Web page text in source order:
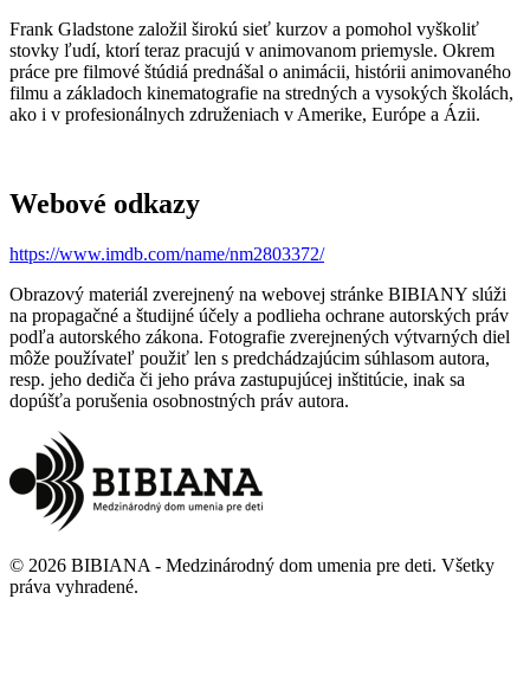
Frank Gladstone založil širokú sieť kurzov a pomohol vyškoliť
stovky ľudí, ktorí teraz pracujú v animovanom priemysle. Okrem
práce pre filmové štúdiá prednášal o animácii, histórii animovaného
filmu a základoch kinematografie na stredných a vysokých školách,
ako i v profesionálnych združeniach v Amerike, Európe a Ázii.
Webové odkazy
https://www.imdb.com/name/nm2803372/
Obrazový materiál zverejnený na webovej stránke BIBIANY slúži
na propagačné a študijné účely a podlieha ochrane autorských práv
podľa autorského zákona. Fotografie zverejnených výtvarných diel
môže používateľ použiť len s predchádzajúcim súhlasom autora,
resp. jeho dediča či jeho práva zastupujúcej inštitúcie, inak sa
dopúšťa porušenia osobnostných práv autora.
© 2026 BIBIANA - Medzinárodný dom umenia pre deti. Všetky
práva vyhradené.